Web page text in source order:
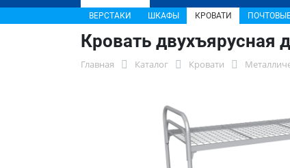
ВЕРСТАКИ ШКАФЫ КРОВАТИ
Кровать двухъярусная
Главная Каталог Кровати